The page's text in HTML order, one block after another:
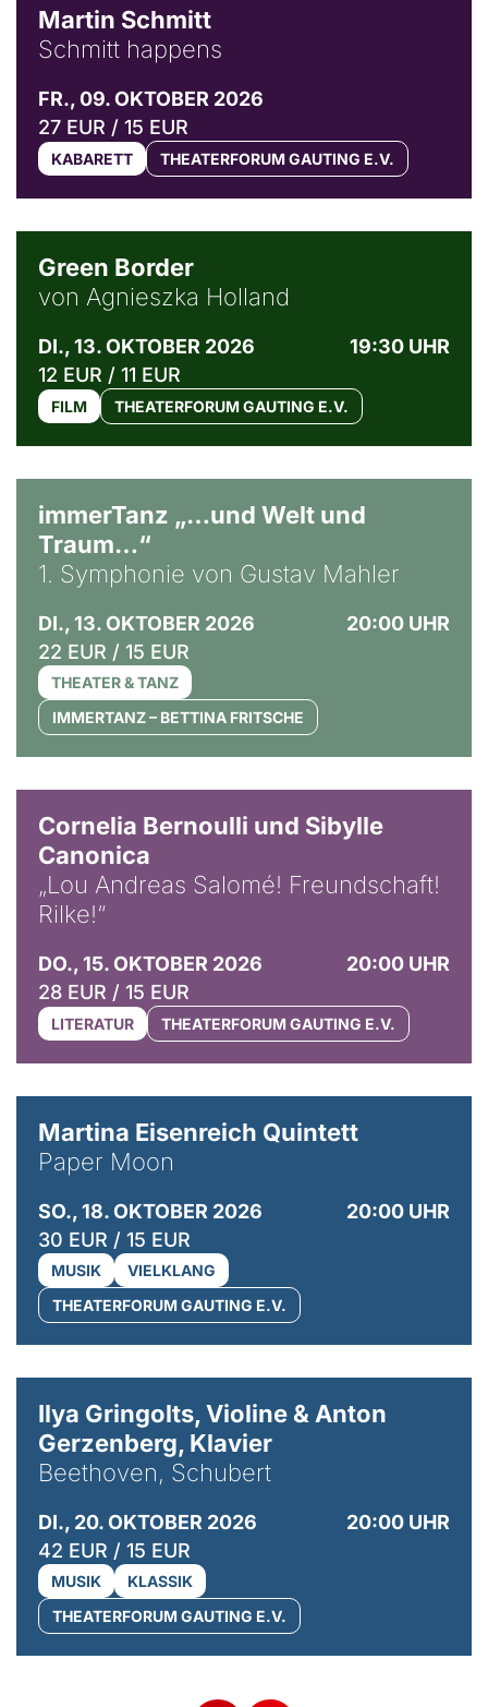
Martin Schmitt
Schmitt happens
FR., 09. OKTOBER 2026
27 EUR / 15 EUR
KABARETT THEATERFORUM GAUTING E.V.
Green Border
von Agnieszka Holland
DI., 13. OKTOBER 2026
19:30 UHR
12 EUR / 11 EUR
FILM THEATERFORUM GAUTING E.V.
immerTanz „…und Welt und
Traum…“
1. Symphonie von Gustav Mahler
DI., 13. OKTOBER 2026
20:00 UHR
22 EUR / 15 EUR
THEATER & TANZ
IMMERTANZ – BETTINA FRITSCHE
Cornelia Bernoulli und Sibylle
Canonica
„Lou Andreas Salomé! Freundschaft!
Rilke!“
DO., 15. OKTOBER 2026
20:00 UHR
28 EUR / 15 EUR
LITERATUR THEATERFORUM GAUTING E.V.
Martina Eisenreich Quintett
Paper Moon
SO., 18. OKTOBER 2026
20:00 UHR
30 EUR / 15 EUR
MUSIK
VIELKLANG
THEATERFORUM GAUTING E.V.
Ilya Gringolts, Violine & Anton
Gerzenberg, Klavier
Beethoven, Schubert
DI., 20. OKTOBER 2026
20:00 UHR
42 EUR / 15 EUR
MUSIK
KLASSIK
THEATERFORUM GAUTING E.V.